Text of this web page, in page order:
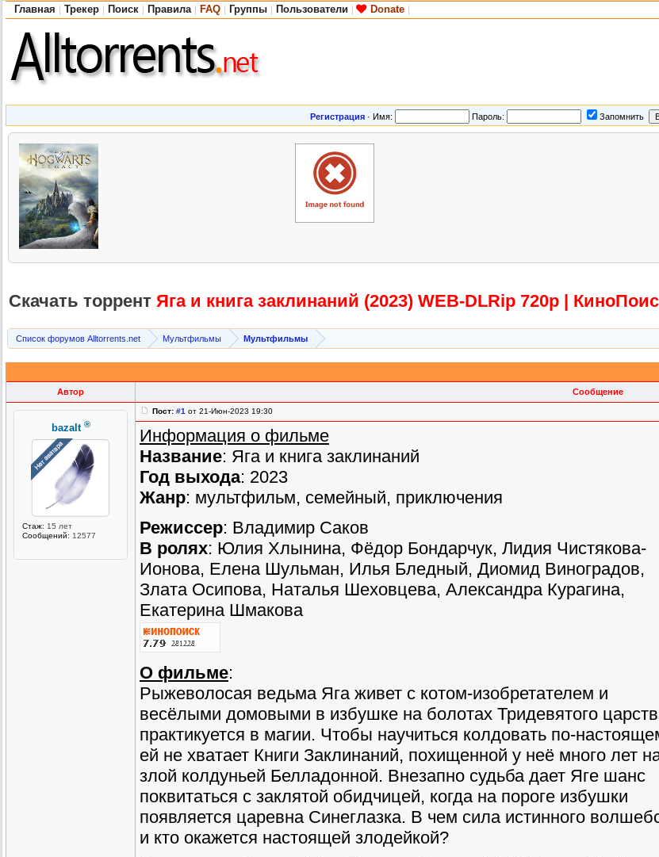
Главная Трекер Поиск Правила FAQ Группы Пользователи Donate
Регистрация · Имя: Пароль: Запомнить
Скачать торрент Яга и книга заклинаний (2023) WEB-DLRip 720p |
Список форумов Alltorrents.net Мультфильмы Мультфильмы
Автор Сообщение
bazalt ®
Стаж: 15 лет
Сообщений: 12577
Пост: #1 от 21-Июн-2023 19:30
Информация о фильме
Название: Яга и книга заклинаний
Год выхода: 2023
Жанр: мультфильм, семейный, приключения
Режиссер: Владимир Саков
В ролях: Юлия Хлынина, Фёдор Бондарчук, Лидия Чистякова-
Ионова, Елена Шульман, Илья Бледный, Диомид Виноградов,
Злата Осипова, Наталья Шеховцева, Александра Курагина,
Екатерина Шмакова
О фильме:
Рыжеволосая ведьма Яга живет с котом-изобретателем и
весёлыми домовыми в избушке на болотах Тридевятого
практикуется в магии. Чтобы научиться колдовать по-
ей не хватает Книги Заклинаний, похищенной у неё много лет
злой колдуньей Белладонной. Внезапно судьба дает Яге шанс
поквитаться с заклятой обидчицей, когда на пороге избушки
появляется царевна Синеглазка. В чем сила истинного
и кто окажется настоящей злодейкой?